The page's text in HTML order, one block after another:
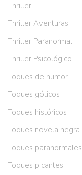
Thriller
Thriller Aventuras
Thriller Paranormal
Thriller Psicológico
Toques de humor
Toques góticos
Toques históricos
Toques novela negra
Toques paranormales
Toques picantes